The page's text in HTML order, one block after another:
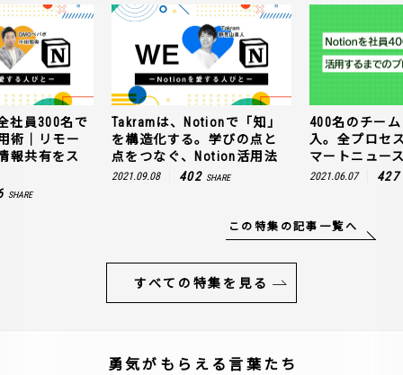
社員300名で
術｜リモー
報共有をス
SHARE
Takramは、Notionで「知」
を構造化する。学びの点と
点をつなぐ、Notion活用法
2021.09.08 402 SHARE
400名のチー
入。全プロセ
マートニュー
2021.06.07 427
この特集の記事一覧へ
すべての特集を見る
勇気がもらえる言葉たち